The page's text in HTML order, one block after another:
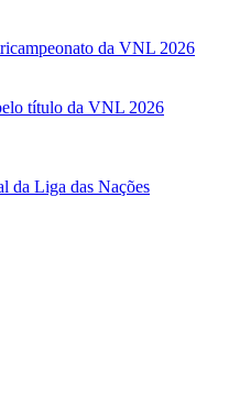
da VNL 2026
título da VNL 2026
da Liga das Nações